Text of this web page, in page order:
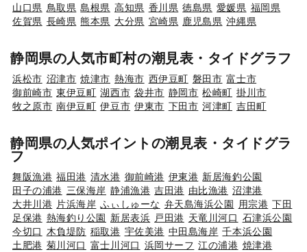
山口県 鳥取県 島根県 高知県 香川県 徳島県 愛媛県 福岡県
佐賀県 長崎県 熊本県 大分県 宮崎県 鹿児島県 沖縄県
静岡県の人気市町村の潮見表・タイドグラフ
浜松市 沼津市 焼津市 熱海市 西伊豆町 磐田市 富士市
御前崎市 東伊豆町 湖西市 袋井市 静岡市 松崎町 掛川市
牧之原市 南伊豆町 伊豆市 伊東市 下田市 河津町 吉田町
静岡県の人気ポイントの潮見表・タイドグラ
フ
舞阪漁港 福田港 清水港 御前崎港 伊東港 新居海釣公園
田子の浦港 三保海岸 静浦漁港 吉田港 由比漁港 沼津港
大井川港 片浜海岸 ふぃしゅーな 弁天島海浜公園 用宗港 下田
足保港 熱海釣り公園 新居表浜 戸田港 天竜川河口 石津浜公園
今切口
木負堤防 稲取港 宇佐美港 中田島海岸 千本浜公園
土肥港 菊川河口 富士川河口 浜岡サーフ 江の浦港 焼津港